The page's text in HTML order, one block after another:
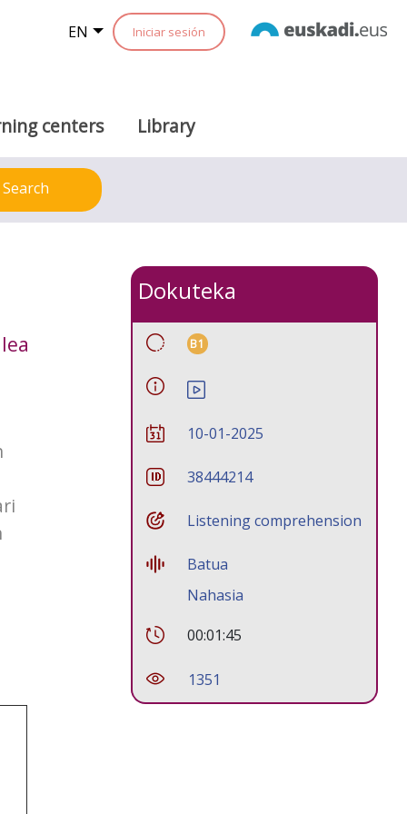
EN Iniciar sesión
centers Library
Search
Dokuteka
B1
10-01-2025
38444214
Listening comprehension
Batua
Nahasia
00:01:45
1351